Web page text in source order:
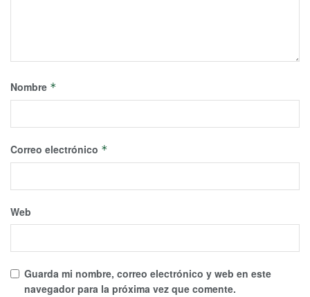
Nombre *
Correo electrónico *
Web
Guarda mi nombre, correo electrónico y web en este
navegador para la próxima vez que comente.